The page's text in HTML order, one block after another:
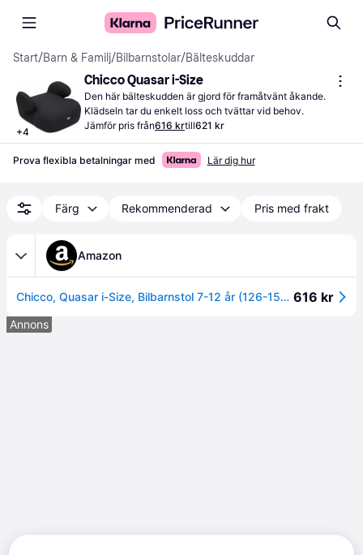
Start/Barn & Familj/Bilbarnstolar/Bälteskuddar
+4
Chicco Quasar i-Size
Den här bälteskudden är gjord för framåtvänt åkande.
Klädseln tar du enkelt loss och tvättar vid behov.
Jämför pris från616 krtill621 kr
Prova flexibla betalningar med Lär dig hur
Färg Rekommenderad Pris med frakt
Amazon
Chicco, Quasar i-Size, Bilbarnstol 7-12 år (126-150 cm), lätt att installera med fordonets 3-punktsbälte, med vadderade armstöd och bekvämt säte, svart 616 kr
Annons